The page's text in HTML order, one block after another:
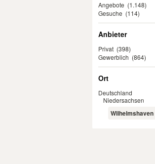
Angebote (1.148)
Gesuche (114)
Anbieter
Privat (398)
Gewerblich (864)
Ort
Deutschland
Niedersachsen
Wilhelmshaven